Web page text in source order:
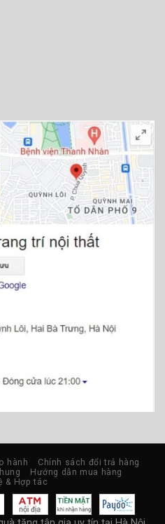
hành
Chính sách đổi trả hàng
Hướng dẫn mua hàng
& Hợp tác